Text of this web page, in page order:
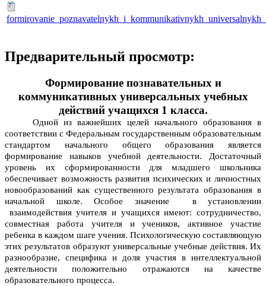
Предварительный просмотр:
Формирование познавательных и
коммуникативных универсальных учебных
действий учащихся 1 класса.
Одной из важнейших целей начального образования в
соответствии с Федеральным государственным образовательным
стандартом начального общего образования является
формирование навыков учебной деятельности. Достаточный
уровень их сформированности для младшего школьника
обеспечивает возможность развития психических и личностных
новообразований как существенного результата образования в
начальной школе. Особое значение в установлении
взаимодействия учителя и учащихся имеют: сотрудничество,
совместная работа учителя и учеников, активное участие
ребенка в каждом шаге учения. Психологическую составляющую
этих результатов образуют универсальные учебные действия. Их
разнообразие, специфика и доля участия в интеллектуальной
деятельности положительно отражаются на качестве
образовательного процесса.